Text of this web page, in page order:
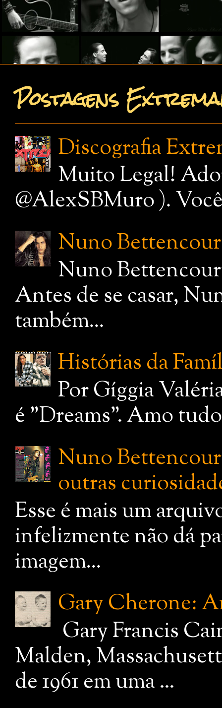
Postagens
Discografia
Muito Legal!
@AlexSBMuro ).
Nuno
Nuno
Antes de se casar,
também...
Histórias da
Por Gíggia
é "Dreams". Amo
Nuno
outras
Esse é mais um
infelizmente não dá
imagem...
Gary Cherone:
Gary Francis
Malden,
de 1961 em uma ...